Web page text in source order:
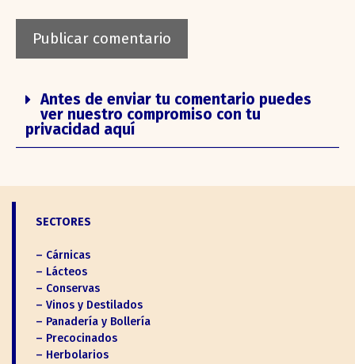
Antes de enviar tu comentario puedes
ver nuestro compromiso con tu
privacidad aquí
SECTORES
– Cárnicas
– Lácteos
– Conservas
– Vinos y Destilados
– Panadería y Bollería
– Precocinados
– Herbolarios